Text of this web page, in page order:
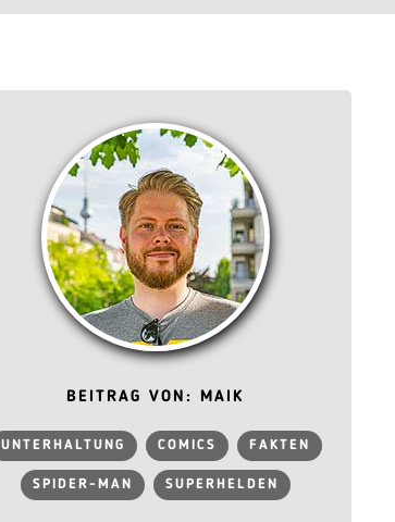
BEITRAG VON: MAIK
UNTERHALTUNG COMICS FAKTEN
SPIDER-MAN SUPERHELDEN